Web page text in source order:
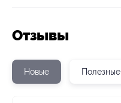
Отзывы
Новые Полезные